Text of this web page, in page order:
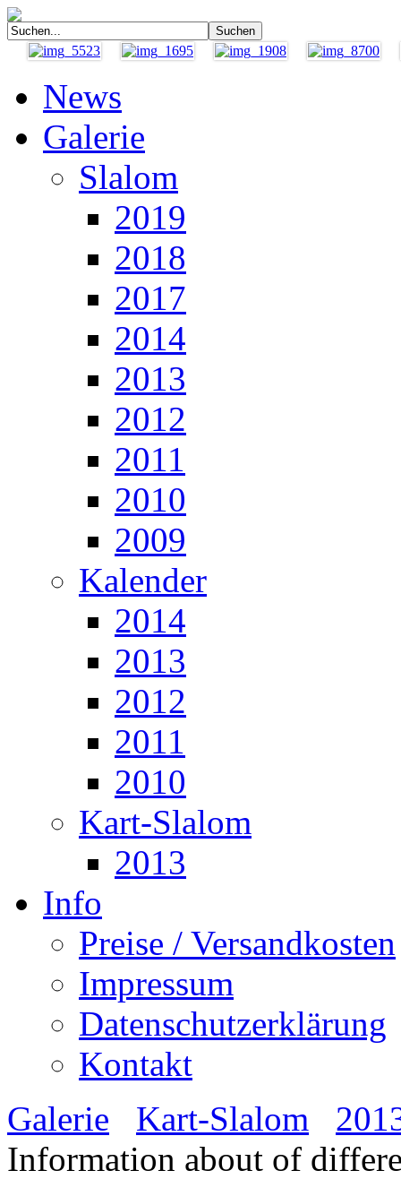
News
Galerie
Slalom
2019
2018
2017
2014
2013
2012
2011
2010
2009
Kalender
2014
2013
2012
2011
2010
Kart-Slalom
2013
Info
Preise / Versandkosten
Impressum
Datenschutzerklärung
Kontakt
Galerie
Kart-Slalom
Information about of